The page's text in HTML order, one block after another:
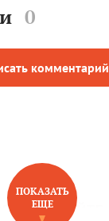
0
комментарий
НА САЙТЕ
ПОКАЗАТЬ
ЕЩЕ